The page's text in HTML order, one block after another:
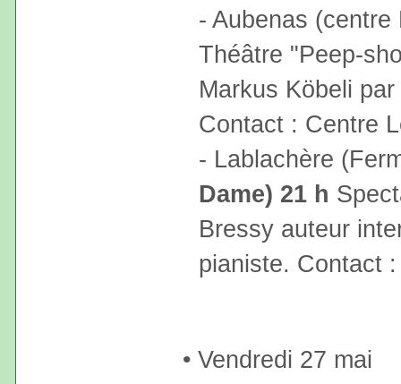
- Aubenas
Théâtre "Peep-
Markus Köbeli
Contact : Centre
- Lablachère
Dame) 21 h
Bressy auteur
pianiste. Contact
• Vendredi 27 mai